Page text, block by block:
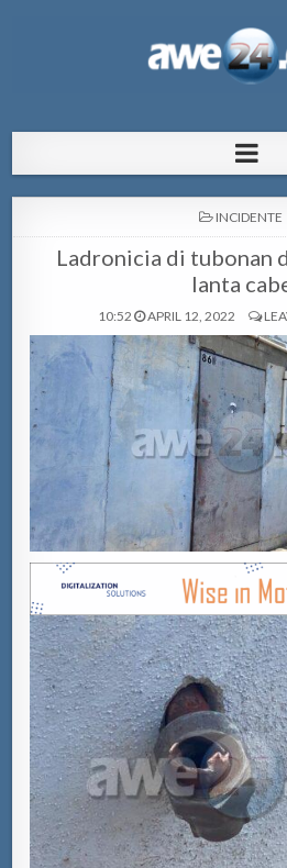
pa Aruba
POSTED
INCIDENTE
Ladronicia di tubonan
lanta
10:52 APRIL 12, 2022